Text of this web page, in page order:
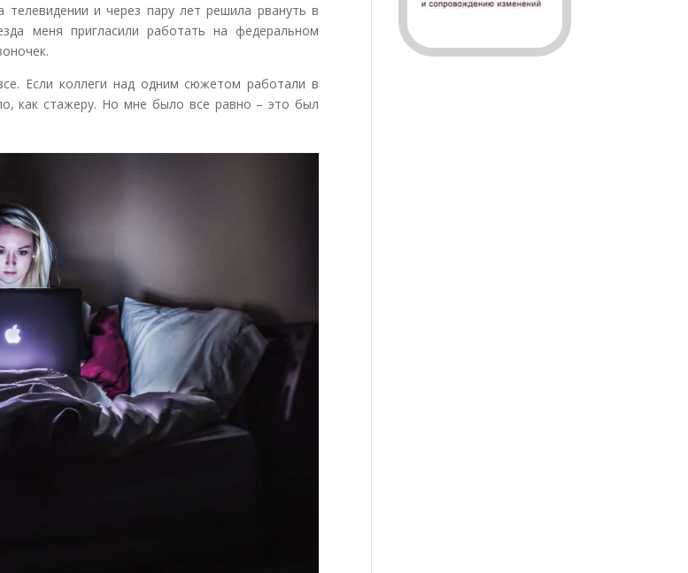
телевидении и через пару лет решила рвануть в
меня пригласили работать на федеральном
Если коллеги над одним сюжетом работали в
как стажеру. Но мне было все равно – это был